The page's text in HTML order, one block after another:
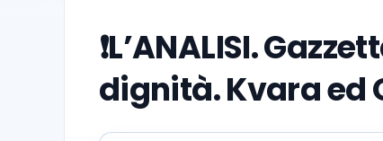
❗️L’ANALISI.
dignità. Kvara ed